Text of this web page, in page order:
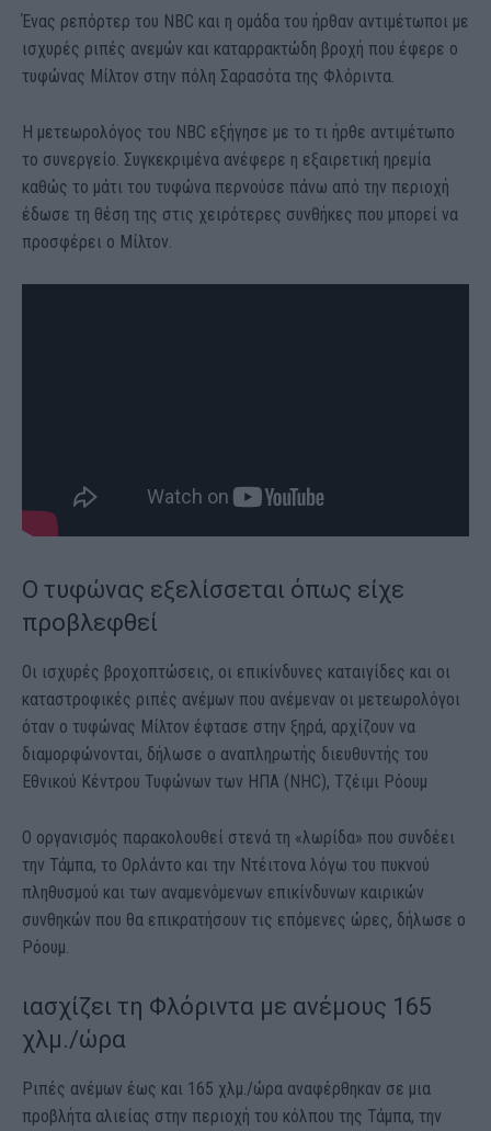
Ένας ρεπόρτερ του NBC και η ομάδα του ήρθαν αντιμέτωποι με
ισχυρές ριπές ανεμών και καταρρακτώδη βροχή που έφερε ο
τυφώνας Μίλτον στην πόλη Σαρασότα της Φλόριντα.
Η μετεωρολόγος του NBC εξήγησε με το τι ήρθε αντιμέτωπο
το συνεργείο. Συγκεκριμένα ανέφερε η εξαιρετική ηρεμία
καθώς το μάτι του τυφώνα περνούσε πάνω από την περιοχή
έδωσε τη θέση της στις χειρότερες συνθήκες που μπορεί να
προσφέρει ο Μίλτον.
Ο τυφώνας εξελίσσεται όπως είχε
προβλεφθεί
Οι ισχυρές βροχοπτώσεις, οι επικίνδυνες καταιγίδες και οι
καταστροφικές ριπές ανέμων που ανέμεναν οι μετεωρολόγοι
όταν ο τυφώνας Μίλτον έφτασε στην ξηρά, αρχίζουν να
διαμορφώνονται, δήλωσε ο αναπληρωτής διευθυντής του
Εθνικού Κέντρου Τυφώνων των ΗΠΑ (NHC), Τζέιμι Ρόουμ
Ο οργανισμός παρακολουθεί στενά τη «λωρίδα» που συνδέει
την Τάμπα, το Ορλάντο και την Ντέιτονα λόγω του πυκνού
πληθυσμού και των αναμενόμενων επικίνδυνων καιρικών
συνθηκών που θα επικρατήσουν τις επόμενες ώρες, δήλωσε ο
Ρόουμ.
ιασχίζει τη Φλόριντα με ανέμους 165
χλμ./ώρα
Ριπές ανέμων έως και 165 χλμ./ώρα αναφέρθηκαν σε μια
προβλήτα αλιείας στην περιοχή του κόλπου της Τάμπα, την